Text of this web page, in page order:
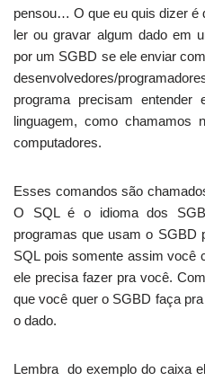
pensou… O que eu quis dizer
ler ou gravar algum dado em
por um SGBD se ele enviar
desenvolvedores/
programa precisam
linguagem, como chamamos
computadores.
Esses comandos são
O SQL é o idioma dos
programas que usam o SGBD
SQL pois somente assim você
ele precisa fazer pra você.
que você quer o SGBD faça
o dado.
Lembra do exemplo do caixa